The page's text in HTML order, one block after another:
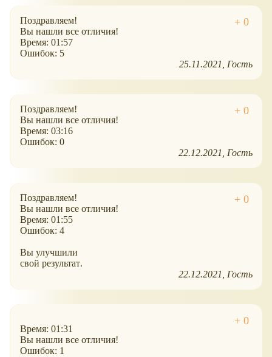
Поздравляем!
Вы нашли все отличия!
Время: 01:57
Ошибок: 5
25.11.2021 Гость
Поздравляем!
Вы нашли все отличия!
Время: 03:16
Ошибок: 0
22.12.2021 Гость
Поздравляем!
Вы нашли все отличия!
Время: 01:55
Ошибок: 4
Вы улучшили
свой результат.
22.12.2021 Гость
Время: 01:31
Вы нашли все отличия!
Ошибок: 1